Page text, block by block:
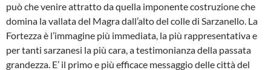
può che venire attratto da quella imponente costruzione che
domina la vallata del Magra dall’alto del colle di Sarzanello. La
Fortezza è l’immagine più immediata, la più rappresentativa e
per tanti sarzanesi la più cara, a testimonianza della passata
grandezza. E’ il primo e più efficace messaggio delle città del